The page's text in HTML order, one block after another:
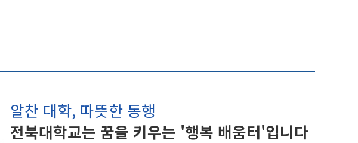
알찬 대학, 따뜻한 동행
전북대학교는 꿈을 키우는 '행복 배움터'입니다